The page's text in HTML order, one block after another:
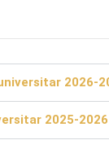
2026-
2025-2026